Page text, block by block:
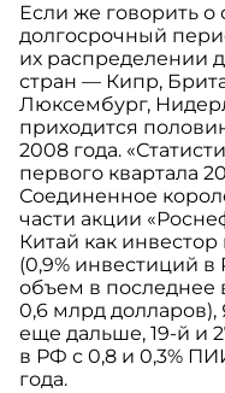
Если же говорить о
долгосрочный
их распределении
стран — Кипр,
Люксембург,
приходится
2008 года.
первого квартала
Соединенное
части акции
Китай как
(0,9% инвестиций в
объем в
0,6 млрд
еще дальше, 19-й и
в РФ с 0,8 и 0,3%
года.